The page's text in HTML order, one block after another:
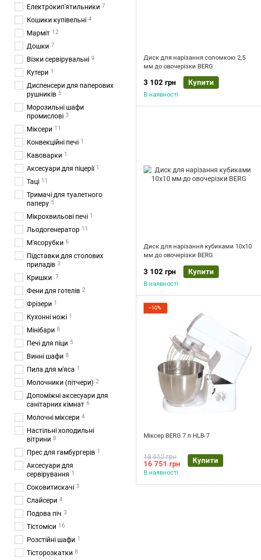
Диск для нарізання соломкою 2,5
мм до овочерізки BERG
3 102 грн Купити
В наявності
Диск для нарізання кубиками 10x10
мм до овочерізки BERG
3 102 грн Купити
В наявності
−10%
Міксер BERG 7 л HLB-7
18 612 грн
16 751 грн Купити
В наявності
Електрокип'ятильники 7
Кошики купівельні 4
Марміт 12
Дошки 7
Візки сервірувальні 9
Кутери 1
Диспенсери для паперових
рушників 5
Морозильні шафи
промислові 3
Міксери 11
Конвекційні печі 1
Кавоварки 1
Аксесуари для піцерії 1
Таці 11
Тримачі для туалетного
паперу 5
Мікрохвильові печі 1
Льодогенератор 11
М'ясорубки 6
Підставки для столових
приладів 3
Кришки 7
Фени для готелів 2
Фрізери 1
Кухонні ножі 1
Мінібари 8
Печі для піци 5
Винні шафи 8
Пила для м'яса 1
Молочники (пітчери) 2
Допоміжні аксесуари для
санітарних кімнат 6
Молочні міксери 4
Настільні холодильні
вітрини 8
Прес для гамбургерів 1
Аксесуари для
сервірування 1
Соковитискачі 3
Слайсери 4
Подова піч 3
Тістоміси 16
Розстійні шафи 1
Тісторозкатки 8